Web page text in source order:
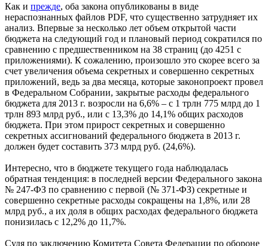
Как и прежде, оба закона опубликованы в виде
нераспознанных файлов PDF, что существенно затрудняет их
анализ. Впервые за несколько лет объем открытой части
бюджета на следующий год и плановый период сократился по
сравнению с предшественником на 38 страниц (до 4251 с
приложениями). К сожалению, произошло это скорее всего за
счет увеличения объема секретных и совершенно секретных
приложений, ведь за два месяца, которые законопроект провел
в Федеральном Собрании, закрытые расходы федерального
бюджета для 2013 г. возросли на 6,6% – с 1 трлн 775 млрд до 1
трлн 893 млрд руб., или с 13,3% до 14,1% общих расходов
бюджета. При этом прирост секретных и совершенно
секретных ассигнований федерального бюджета в 2013 г.
должен будет составить 373 млрд руб. (24,6%).
Интересно, что в бюджете текущего года наблюдалась
обратная тенденция: в последней версии Федерального закона
№ 247-ФЗ по сравнению с первой (№ 371-ФЗ) секретные и
совершенно секретные расходы сокращены на 1,8%, или 28
млрд руб., а их доля в общих расходах федерального бюджета
понизилась с 12,2% до 11,7%.
Судя по заключению Комитета Совета Федерации по обороне